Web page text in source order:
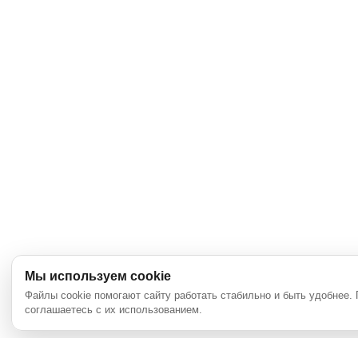
Мы используем cookie
Файлы cookie помогают сайту работать стабильно и быть
соглашаетесь с их использованием.